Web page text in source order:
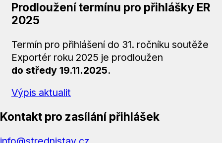
Prodloužení termínu pro přihlášky ER
2025
Termín pro přihlášení do 31. ročníku soutěže
Exportér roku 2025 je prodloužen
do středy 19.11.2025.
Výpis aktualit
Kontakt pro zasílání přihlášek